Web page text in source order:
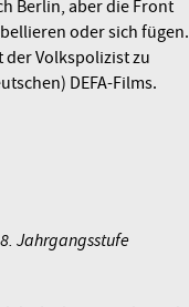
Berlin, aber die Front
oder sich fügen.
der Volkspolizist zu
DEFA-Films.
Jahrgangsstufe